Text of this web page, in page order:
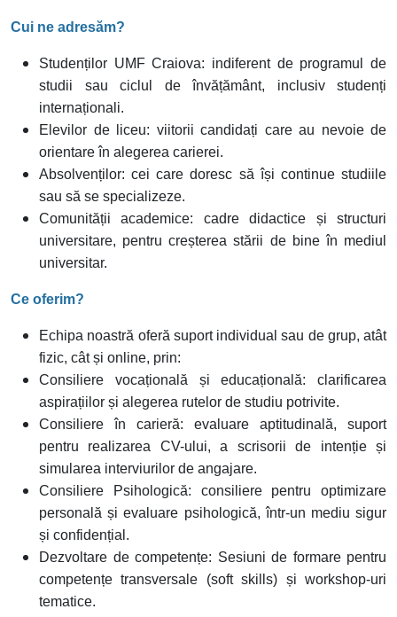
Cui ne adresăm?
Studenților UMF Craiova: indiferent de programul de
studii sau ciclul de învățământ, inclusiv studenți
internaționali.
Elevilor de liceu: viitorii candidați care au nevoie de
orientare în alegerea carierei.
Absolvenților: cei care doresc să își continue studiile
sau să se specializeze.
Comunității academice: cadre didactice și structuri
universitare, pentru creșterea stării de bine în mediul
universitar.
Ce oferim?
Echipa noastră oferă suport individual sau de grup, atât
fizic, cât și online, prin:
Consiliere vocațională și educațională: clarificarea
aspirațiilor și alegerea rutelor de studiu potrivite.
Consiliere în carieră: evaluare aptitudinală, suport
pentru realizarea CV-ului, a scrisorii de intenție și
simularea interviurilor de angajare.
Consiliere Psihologică: consiliere pentru optimizare
personală și evaluare psihologică, într-un mediu sigur
și confidențial.
Dezvoltare de competențe: Sesiuni de formare pentru
competențe transversale (soft skills) și workshop-uri
tematice.